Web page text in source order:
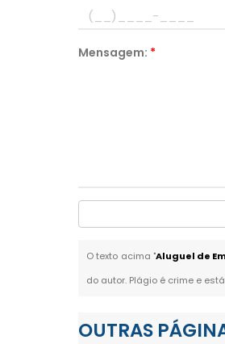
Mensagem: *
O texto acima "Aluguel de
do autor. Plágio é crime e
OUTRAS